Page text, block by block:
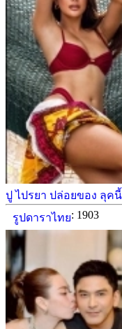
ปู ไปรยา ปล่อยของ ลุค
รูปดาราไทย: 1903